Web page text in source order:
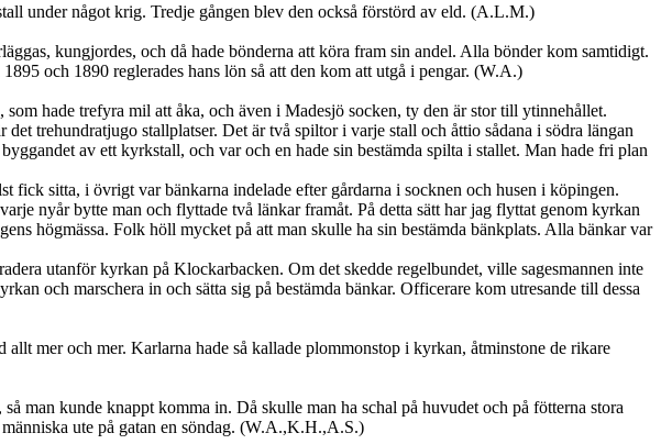
under något krig. Tredje gången blev den också förstörd av eld. (A.L.M.)
kungjordes, och då hade bönderna att köra fram sin andel. Alla bönder kom samtidigt.
och 1890 reglerades hans lön så att den kom att utgå i pengar. (W.A.)
hade trefyra mil att åka, och även i Madesjö socken, ty den är stor till ytinnehållet.
trehundratjugo stallplatser. Det är två spiltor i varje stall och åttio sådana i södra längan
av ett kyrkstall, och var och en hade sin bestämda spilta i stallet. Man hade fri plan
sitta, i övrigt var bänkarna indelade efter gårdarna i socknen och husen i köpingen.
nyår bytte man och flyttade två länkar framåt. På detta sätt har jag flyttat genom kyrkan
högmässa. Folk höll mycket på att man skulle ha sin bestämda bänkplats. Alla bänkar var
utanför kyrkan på Klockarbacken. Om det skedde regelbundet, ville sagesmannen inte
och marschera in och sätta sig på bestämda bänkar. Officerare kom utresande till dessa
mer och mer. Karlarna hade så kallade plommonstop i kyrkan, åtminstone de rikare
man kunde knappt komma in. Då skulle man ha schal på huvudet och på fötterna stora
ute på gatan en söndag. (W.A.,K.H.,A.S.)